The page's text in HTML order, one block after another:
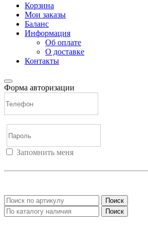
Корзина
Мои заказы
Баланс
Информация
Об оплате
О доставке
Контакты
Форма авторизации
Запомнить меня
Поиск
Поиск